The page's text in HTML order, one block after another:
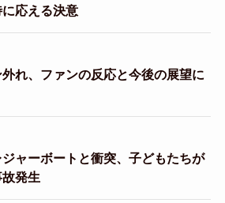
応える決意
れ、ファンの反応と今後の展望に
ャーボートと衝突、子どもたちが
発生